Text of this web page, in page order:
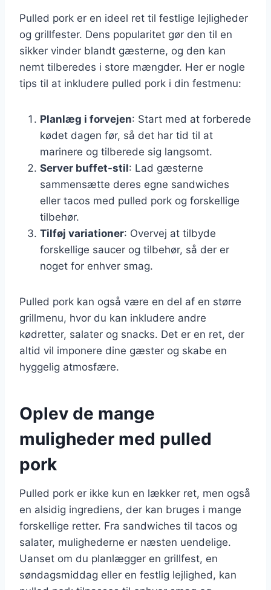
Pulled pork er en ideel ret til festlige lejligheder
og grillfester. Dens popularitet gør den til en
sikker vinder blandt gæsterne, og den kan
nemt tilberedes i store mængder. Her er nogle
tips til at inkludere pulled pork i din festmenu:
Planlæg i forvejen: Start med at forberede
kødet dagen før, så det har tid til at
marinere og tilberede sig langsomt.
Server buffet-stil: Lad gæsterne
sammensætte deres egne sandwiches
eller tacos med pulled pork og forskellige
tilbehør.
Tilføj variationer: Overvej at tilbyde
forskellige saucer og tilbehør, så der er
noget for enhver smag.
Pulled pork kan også være en del af en større
grillmenu, hvor du kan inkludere andre
kødretter, salater og snacks. Det er en ret, der
altid vil imponere dine gæster og skabe en
hyggelig atmosfære.
Oplev de mange
muligheder med pulled
pork
Pulled pork er ikke kun en lækker ret, men også
en alsidig ingrediens, der kan bruges i mange
forskellige retter. Fra sandwiches til tacos og
salater, mulighederne er næsten uendelige.
Uanset om du planlægger en grillfest, en
søndagsmiddag eller en festlig lejlighed, kan